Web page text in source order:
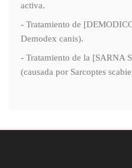
activa.
- Tratamiento de
Demodex canis).
- Tratamiento de la [SARNA
(causada por Sarcoptes